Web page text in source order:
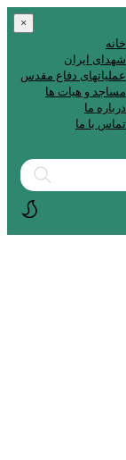
خانه
شهدای ایران
عملیاتهای دفاع مقدس
مساجد و هیات ها
درباره ما
تماس با ما
×